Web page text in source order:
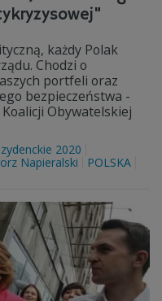
każdy Polak
Chodzi o
portfeli oraz
bezpieczeństwa -
Koalicji Obywatelskiej
2020
Napieralski
POLSKA